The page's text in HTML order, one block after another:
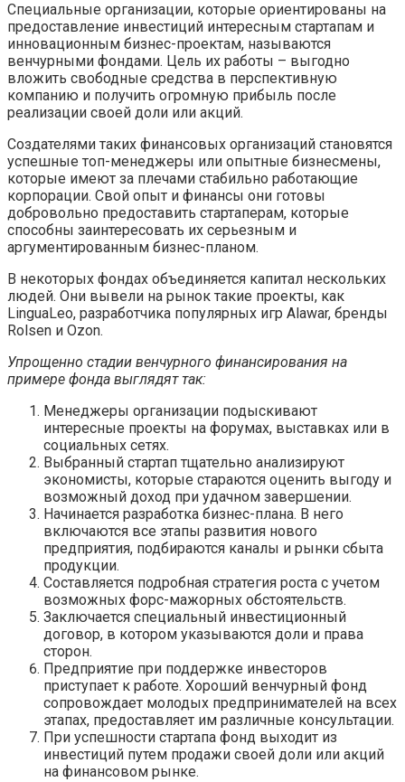
Специальные организации, которые ориентированы на
предоставление инвестиций интересным стартапам и
инновационным бизнес-проектам, называются
венчурными фондами. Цель их работы – выгодно
вложить свободные средства в перспективную
компанию и получить огромную прибыль после
реализации своей доли или акций.
Создателями таких финансовых организаций становятся
успешные топ-менеджеры или опытные бизнесмены,
которые имеют за плечами стабильно работающие
корпорации. Свой опыт и финансы они готовы
добровольно предоставить стартаперам, которые
способны заинтересовать их серьезным и
аргументированным бизнес-планом.
В некоторых фондах объединяется капитал нескольких
людей. Они вывели на рынок такие проекты, как
LinguaLeo, разработчика популярных игр Alawar, бренды
Rolsen и Ozon.
Упрощенно стадии венчурного финансирования на
примере фонда выглядят так:
Менеджеры организации подыскивают
интересные проекты на форумах, выставках или в
социальных сетях.
Выбранный стартап тщательно анализируют
экономисты, которые стараются оценить выгоду и
возможный доход при удачном завершении.
Начинается разработка бизнес-плана. В него
включаются все этапы развития нового
предприятия, подбираются каналы и рынки сбыта
продукции.
Составляется подробная стратегия роста с учетом
возможных форс-мажорных обстоятельств.
Заключается специальный инвестиционный
договор, в котором указываются доли и права
сторон.
Предприятие при поддержке инвесторов
приступает к работе. Хороший венчурный фонд
сопровождает молодых предпринимателей на всех
этапах, предоставляет им различные консультации.
При успешности стартапа фонд выходит из
инвестиций путем продажи своей доли или акций
на финансовом рынке.